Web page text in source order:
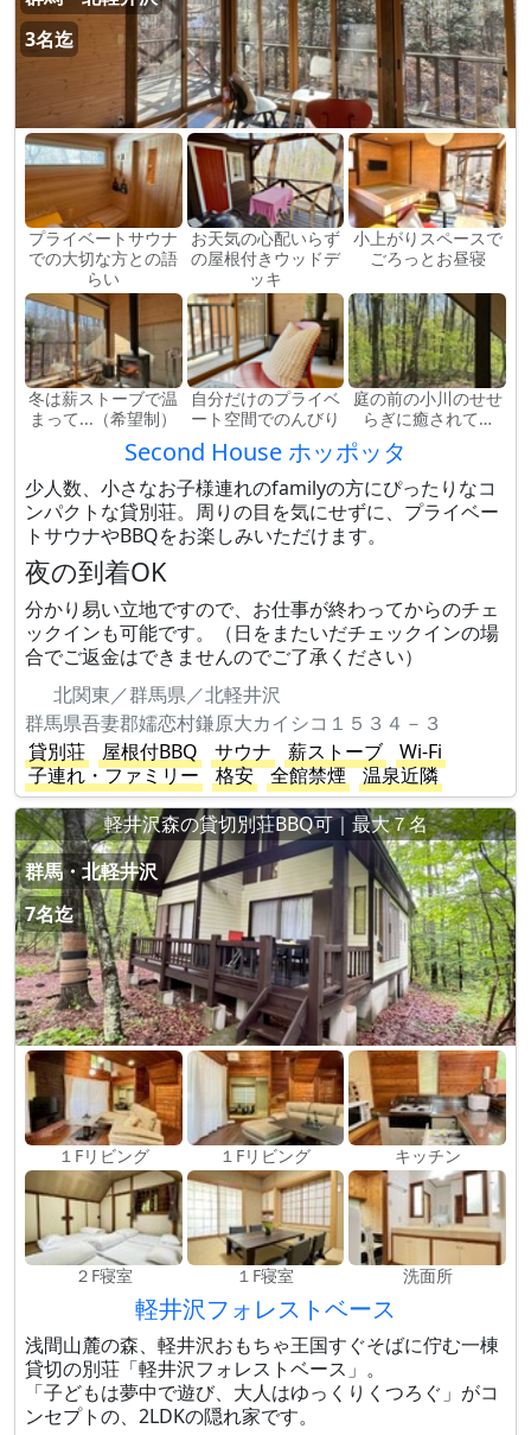
3名迄
プライベートサウナ
での大切な方との語
らい
お天気の心配いらず
の屋根付きウッドデ
ッキ
小上がりスペースで
ごろっとお昼寝
冬は薪ストーブで温
まって...（希望制）
自分だけのプライベ
ート空間でのんびり
庭の前の小川のせせ
らぎに癒されて…
Second House ホッポッタ
少人数、小さなお子様連れのfamilyの方にぴったりなコ
ンパクトな貸別荘。周りの目を気にせずに、プライベー
トサウナやBBQをお楽しみいただけます。
夜の到着OK
分かり易い立地ですので、お仕事が終わってからのチェ
ックインも可能です。（日をまたいだチェックインの場
合でご返金はできませんのでご了承ください）
北関東／群馬県／北軽井沢
群馬県吾妻郡嬬恋村鎌原大カイシコ１５３４－３
貸別荘
屋根付BBQ サウナ 薪ストーブ
Wi-Fi
子連れ・ファミリー
格安 全館禁煙
温泉近隣
軽井沢森の貸切別荘BBQ可｜最大７名
群馬・北軽井沢
7名迄
１Fリビング １Fリビング キッチン
２F寝室 １F寝室 洗面所
軽井沢フォレストベース
浅間山麓の森、軽井沢おもちゃ王国すぐそばに佇む一棟
貸切の別荘「軽井沢フォレストベース」。
「子どもは夢中で遊び、大人はゆっくりくつろぐ」がコ
ンセプトの、2LDKの隠れ家です。